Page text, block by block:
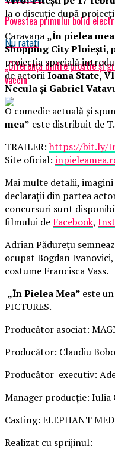
Povestea primului bolid
Nu ratati
„Diferenţa dintre prostie şi
vaccin“
la o discuție după
Caravana „În pielea
Shopping City Ploiești,
proiecția specială
de actoriiIoana State,
Necula și Gabriel
O comedie actuală și
mea” este distribuit de
TRAILER:https://bit.ly/
Site oficial:
Mai multe detalii,
declarații din partea
concursuri sunt
filmului de Facebook,
Adrian Pădurețu
ocupat Bogdan
costume Francisca Vass.
„În Pielea Mea” este
PICTURES.
Producător asociat:
Producător: Claudiu
Producător executiv:
Manager producție: Iulia
Casting: ELEPHANT
Realizat cu sprijinul: